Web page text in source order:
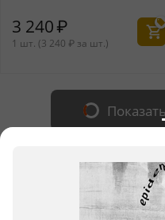
3 240₽
1 шт. (3 240 ₽ за шт.)